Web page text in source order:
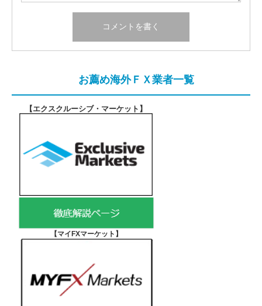
お薦め海外ＦＸ業者一覧
【エクスクルーシブ・マーケット 】
【マイFXマーケット 】